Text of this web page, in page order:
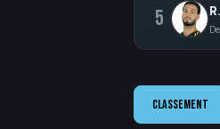
5
Classement